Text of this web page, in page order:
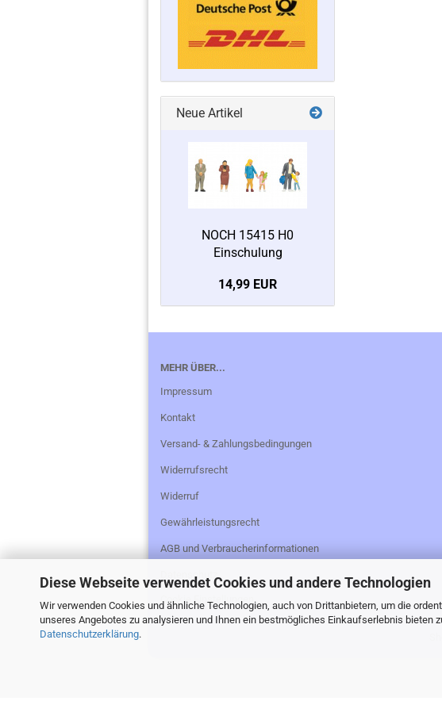
Diese Webseite verwendet Cookies und andere Technologien
Wir verwenden Cookies und ähnliche Technologien, auch von Drittanbietern, um die
unseres Angebotes zu analysieren und Ihnen ein bestmögliches Einkaufserlebnis bieten
Datenschutzerklärung.
Neue Artikel
NOCH 15415 H0
Einschulung
14,99 EUR
MEHR ÜBER...
Impressum
Kontakt
Versand- & Zahlungsbedingungen
Widerrufsrecht
Widerruf
Gewährleistungsrecht
AGB und Verbraucherinformationen
Datenschutz
Cookie Einstellungen